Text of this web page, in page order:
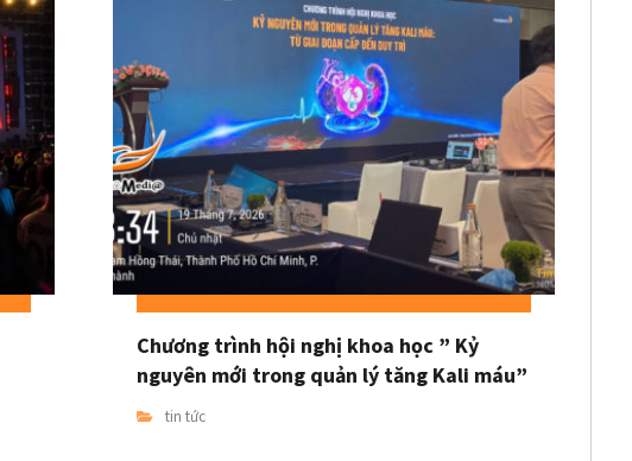
Chương trình hội nghị khoa học ” Kỷ
nguyên mới trong quản lý tăng Kali máu”
tin tức